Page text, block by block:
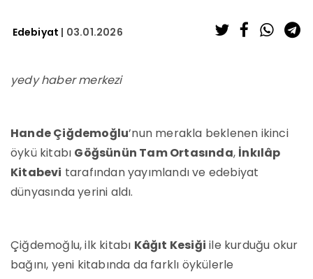
Edebiyat | 03.01.2026
yedy haber merkezi
Hande Çiğdemoğlu’nun merakla beklenen ikinci
öykü kitabı Göğsünün Tam Ortasında, İnkılâp
Kitabevi tarafından yayımlandı ve edebiyat
dünyasında yerini aldı.
Çiğdemoğlu, ilk kitabı Kâğıt Kesiği ile kurduğu okur
bağını, yeni kitabında da farklı öykülerle